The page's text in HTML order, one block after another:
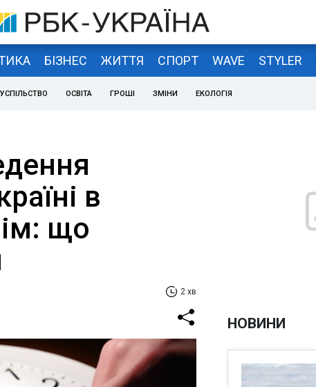
БІЗНЕС ЖИТТЯ СПОРТ WAVE STYLER
ОСВІТА ГРОШІ ЗМІНИ ЕКОЛОГІЯ
в
що
2 хв
НОВИНИ